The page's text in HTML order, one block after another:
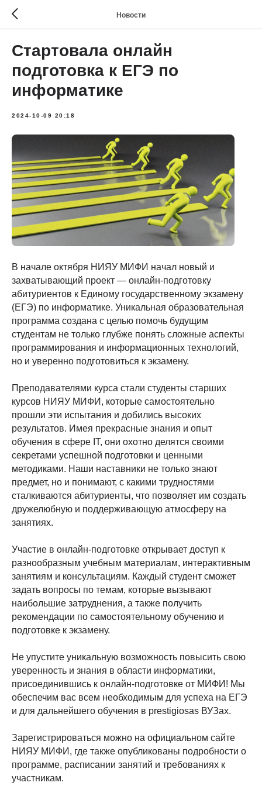
Новости
Стартовала онлайн
подготовка к ЕГЭ по
информатике
2024-10-09 20:18
В начале октября НИЯУ МИФИ начал новый и
захватывающий проект — онлайн-подготовку
абитуриентов к Единому государственному экзамену
(ЕГЭ) по информатике. Уникальная образовательная
программа создана с целью помочь будущим
студентам не только глубже понять сложные аспекты
программирования и информационных технологий,
но и уверенно подготовиться к экзамену.
Преподавателями курса стали студенты старших
курсов НИЯУ МИФИ, которые самостоятельно
прошли эти испытания и добились высоких
результатов. Имея прекрасные знания и опыт
обучения в сфере IT, они охотно делятся своими
секретами успешной подготовки и ценными
методиками. Наши наставники не только знают
предмет, но и понимают, с какими трудностями
сталкиваются абитуриенты, что позволяет им создать
дружелюбную и поддерживающую атмосферу на
занятиях.
Участие в онлайн-подготовке открывает доступ к
разнообразным учебным материалам, интерактивным
занятиям и консультациям. Каждый студент сможет
задать вопросы по темам, которые вызывают
наибольшие затруднения, а также получить
рекомендации по самостоятельному обучению и
подготовке к экзамену.
Не упустите уникальную возможность повысить свою
уверенность и знания в области информатики,
присоединившись к онлайн-подготовке от МИФИ! Мы
обеспечим вас всем необходимым для успеха на ЕГЭ
и для дальнейшего обучения в prestigiosas ВУЗах.
Зарегистрироваться можно на официальном сайте
НИЯУ МИФИ, где также опубликованы подробности о
программе, расписании занятий и требованиях к
участникам.